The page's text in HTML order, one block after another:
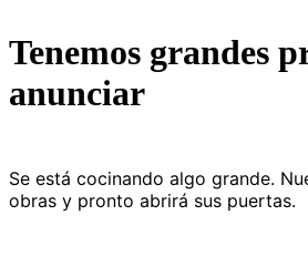
Tenemos grandes
anunciar
Se está cocinando algo grande.
obras y pronto abrirá sus puertas.